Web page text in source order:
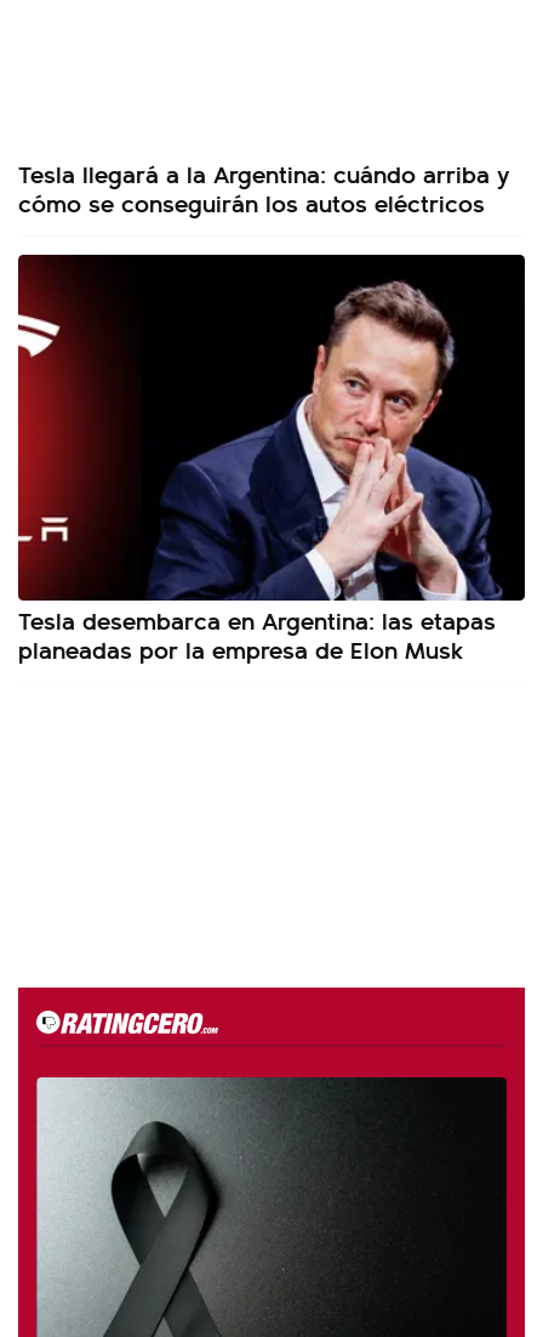
Tesla llegará a la Argentina: cuándo arriba y
cómo se conseguirán los autos eléctricos
Tesla desembarca en Argentina: las etapas
planeadas por la empresa de Elon Musk